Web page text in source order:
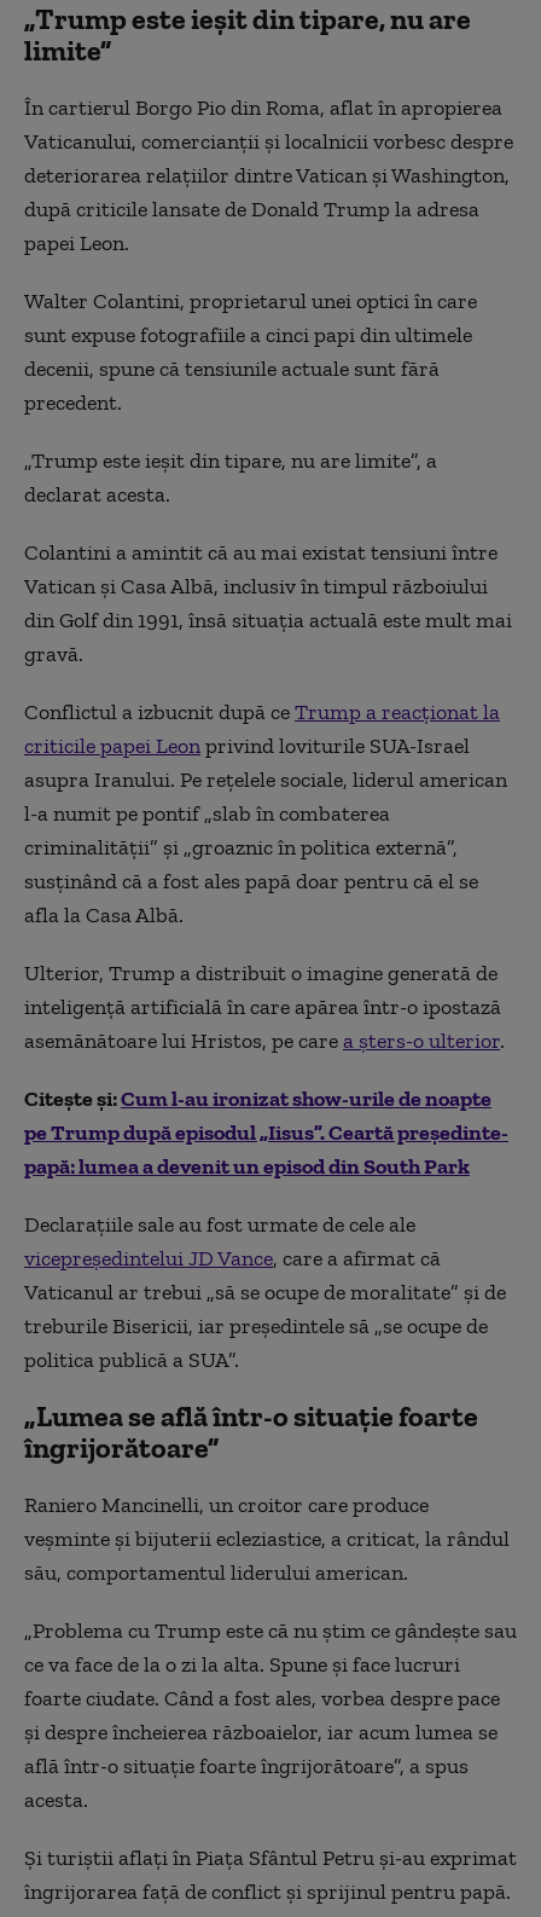
„Trump este ieșit din tipare, nu are
limite”
În cartierul Borgo Pio din Roma, aflat în apropierea
Vaticanului, comercianții și localnicii vorbesc despre
deteriorarea relațiilor dintre Vatican și Washington,
după criticile lansate de Donald Trump la adresa
papei Leon.
Walter Colantini, proprietarul unei optici în care
sunt expuse fotografiile a cinci papi din ultimele
decenii, spune că tensiunile actuale sunt fără
precedent.
„Trump este ieșit din tipare, nu are limite”, a
declarat acesta.
Colantini a amintit că au mai existat tensiuni între
Vatican și Casa Albă, inclusiv în timpul războiului
din Golf din 1991, însă situația actuală este mult mai
gravă.
Conflictul a izbucnit după ceTrump a reacționat la
criticile papei Leonprivind loviturile SUA-Israel
asupra Iranului. Pe rețelele sociale, liderul american
l-a numit pe pontif „slab în combaterea
criminalității” și „groaznic în politica externă”,
susținând că a fost ales papă doar pentru că el se
afla la Casa Albă.
Ulterior, Trump a distribuit o imagine generată de
inteligență artificială în care apărea într-o ipostază
asemănătoare lui Hristos, pe carea șters-o ulterior.
Citește și:Cum l-au ironizat show-urile de noapte
pe Trump după episodul „Iisus”. Ceartă președinte-
papă: lumea a devenit un episod din South Park
Declarațiile sale au fost urmate de cele ale
vicepreședintelui JD Vance, care a afirmat că
Vaticanul ar trebui „să se ocupe de moralitate” și de
treburile Bisericii, iar președintele să „se ocupe de
politica publică a SUA”.
„Lumea se află într-o situație foarte
îngrijorătoare”
Raniero Mancinelli, un croitor care produce
veșminte și bijuterii ecleziastice, a criticat, la rândul
său, comportamentul liderului american.
„Problema cu Trump este că nu știm ce gândește sau
ce va face de la o zi la alta. Spune și face lucruri
foarte ciudate. Când a fost ales, vorbea despre pace
și despre încheierea războaielor, iar acum lumea se
află într-o situație foarte îngrijorătoare”, a spus
acesta.
Și turiștii aflați în Piața Sfântul Petru și-au exprimat
îngrijorarea față de conflict și sprijinul pentru papă.